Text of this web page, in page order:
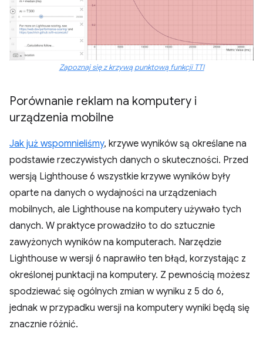
Zapoznaj się z krzywą punktową funkcji TTI
Porównanie reklam na komputery i
urządzenia mobilne
Jak już wspomnieliśmy, krzywe wyników są określane na
podstawie rzeczywistych danych o skuteczności. Przed
wersją Lighthouse 6 wszystkie krzywe wyników były
oparte na danych o wydajności na urządzeniach
mobilnych, ale Lighthouse na komputery używało tych
danych. W praktyce prowadziło to do sztucznie
zawyżonych wyników na komputerach. Narzędzie
Lighthouse w wersji 6 naprawiło ten błąd, korzystając z
określonej punktacji na komputery. Z pewnością możesz
spodziewać się ogólnych zmian w wyniku z 5 do 6,
jednak w przypadku wersji na komputery wyniki będą się
znacznie różnić.